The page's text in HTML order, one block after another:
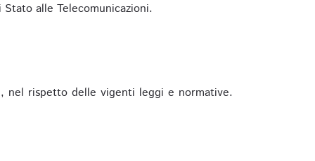
alle Telecomunicazioni.
nel rispetto delle vigenti leggi e normative.